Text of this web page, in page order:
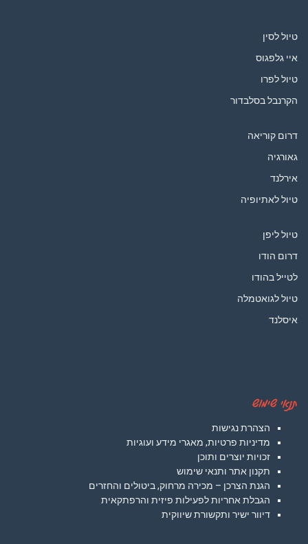
טיול לסין
איי גלפגוס
טיול לפרו
הקרנבל בסלבדור
דרום קוריאה
גאורגיה
אירלנד
טיול לאתיופיה
טיול ליפן
דרום הודו
לטייל בהודו
טיול לגואטמלה
איסלנד
תנאי שימוש
הצהרת נגישות
מדיניות פרטיות, מאגרי מידע ועוגיות
זכויות יוצרים ותוכן
תקנון אתר ותנאי שימוש
הגנת הצרכן – מכירה מרחוק, ביטולים והחזרים
הגבלת אחריות לפעילות פיזית והרפתקאית
דיוור ישיר ותקשורת שיווקית